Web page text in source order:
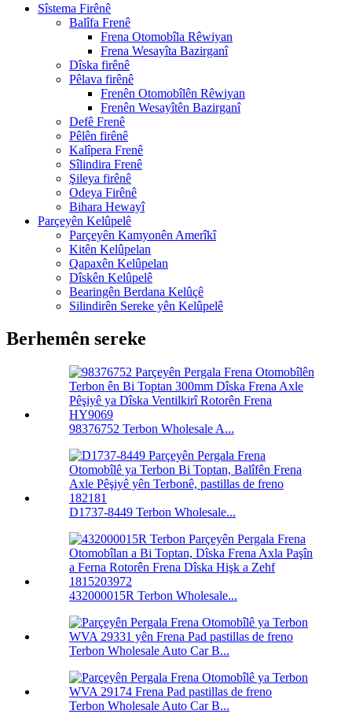
Sîstema Firênê
Balîfa Frenê
Frena Otomobîla Rêwiyan
Frena Wesayîta Bazirganî
Dîska firênê
Pêlava firênê
Frenên Otomobîlên Rêwiyan
Frenên Wesayîtên Bazirganî
Defê Frenê
Pêlên firênê
Kalîpera Frenê
Sîlindira Frenê
Şileya firênê
Odeya Firênê
Bihara Hewayî
Parçeyên Kelûpelê
Parçeyên Kamyonên Amerîkî
Kitên Kelûpelan
Qapaxên Kelûpelan
Dîskên Kelûpelê
Bearingên Berdana Kelûçê
Silindirên Sereke yên Kelûpelê
Berhemên sereke
98376752 Terbon Wholesale A...
D1737-8449 Terbon Wholesale...
432000015R Terbon Wholesale...
Terbon Wholesale Auto Car B...
Terbon Wholesale Auto Car B...